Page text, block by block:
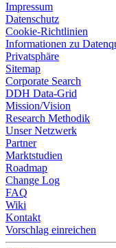
Impressum
Datenschutz
Cookie-Richtlinien
Informationen zu
Privatsphäre
Sitemap
Corporate Search
DDH Data-Grid
Mission/Vision
Research Methodik
Unser Netzwerk
Partner
Marktstudien
Roadmap
Change Log
FAQ
Wiki
Kontakt
Vorschlag einreichen